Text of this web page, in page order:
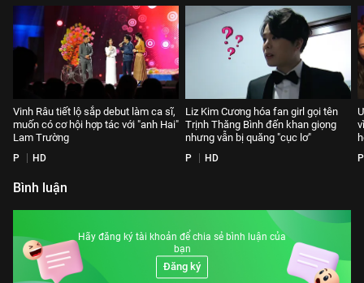
Vinh Râu tiết lộ sắp debut làm ca sĩ,
muốn có cơ hội hợp tác với "anh Hai"
Lam Trường
P HD
Liz Kim Cương hóa fan girl gọi tên
Trịnh Thăng Bình đến khan giọng
nhưng vẫn bị quăng "cục lơ"
P HD P
Bình luận
Hãy đăng ký tài khoản để chia sẻ bình luận của
bạn
Đăng ký